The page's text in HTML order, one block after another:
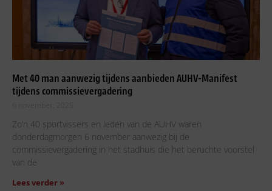
Met 40 man aanwezig tijdens aanbieden AUHV-Manifest
tijdens commissievergadering
Zo’n 40 sportvissers en leden van de AUHV waren
donderdagmorgen 6 november aanwezig bij de
commissievergadering in het stadhuis die het beruchte voorstel
van de
Lees verder »